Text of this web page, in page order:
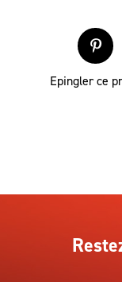
Epingler ce